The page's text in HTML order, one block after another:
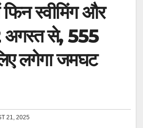
स्वीमिंग और
अगस्त से, 555
लगेगा जमघट
21, 2025